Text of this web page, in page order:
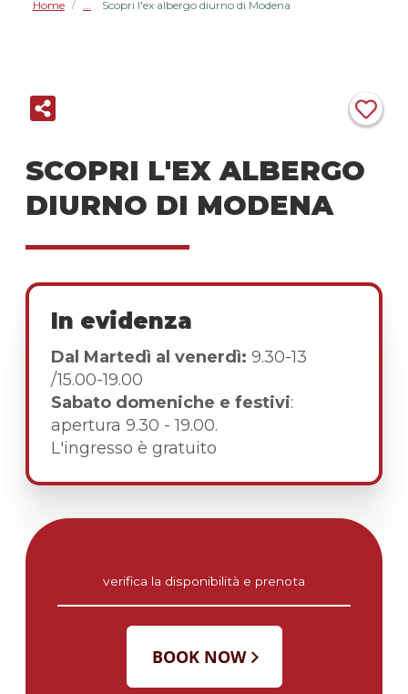
Home / Scopri l'ex albergo diurno di Modena
SCOPRI L'EX ALBERGO
DIURNO DI MODENA
In evidenza
Dal Martedì al venerdì: 9.30-13
/15.00-19.00
Sabato domeniche e festivi:
apertura 9.30 - 19.00.
L'ingresso è gratuito
verifica la disponibilità e prenota